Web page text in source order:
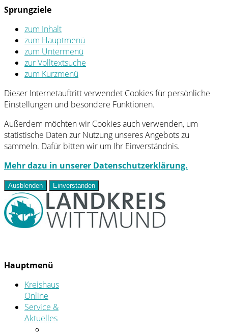
Sprungziele
zum Inhalt
zum Hauptmenü
zum Untermenü
zur Volltextsuche
zum Kurzmenü
Dieser Internetauftritt verwendet Cookies für persönliche
Einstellungen und besondere Funktionen.
Außerdem möchten wir Cookies auch verwenden, um
statistische Daten zur Nutzung unseres Angebots zu
sammeln. Dafür bitten wir um Ihr Einverständnis.
Mehr dazu in unserer Datenschutzerklärung.
Ausblenden Einverstanden
Hauptmenü
Kreishaus
Online
Service &
Aktuelles